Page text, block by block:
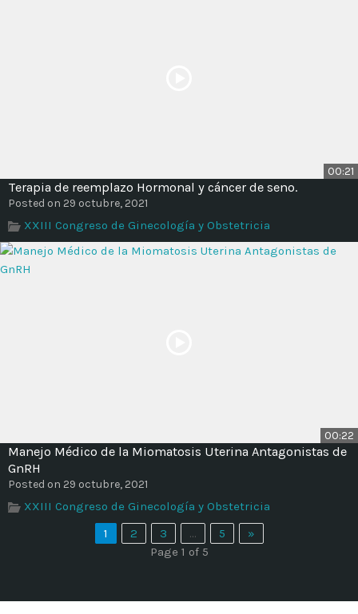
00:21
Terapia de reemplazo Hormonal y cáncer de seno.
Posted on 29 octubre, 2021
XXIII Congreso de Ginecología y Obstetricia
00:22
Manejo Médico de la Miomatosis Uterina Antagonistas de
GnRH
Posted on 29 octubre, 2021
XXIII Congreso de Ginecología y Obstetricia
1
2 3 … 5
»
Page 1 of 5